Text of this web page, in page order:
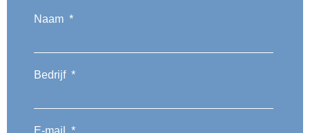
Naam *
Bedrijf *
E-mail *